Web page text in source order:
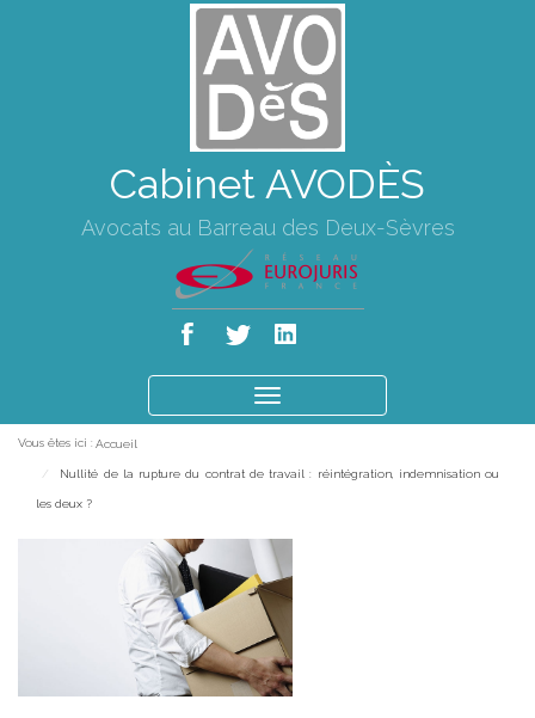
Cabinet AVODÈS
Avocats au Barreau des Deux-Sèvres
le
Vous êtes ici : Accueil
Nullité de la rupture du contrat de travail : réintégration, indemnisation ou
les deux ?